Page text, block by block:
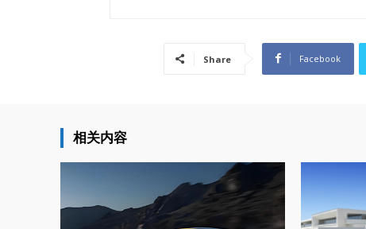
Share Facebook
相关内容